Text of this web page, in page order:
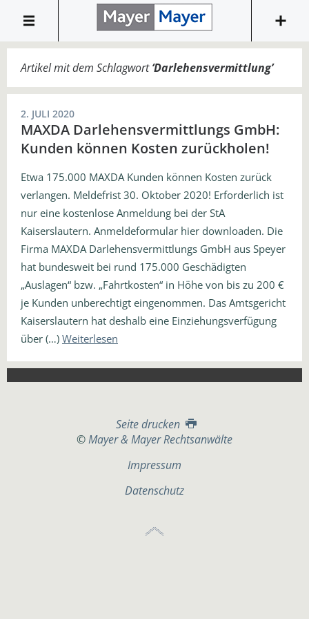
Artikel mit dem Schlagwort‘Darlehensvermittlung’
2. JULI 2020
MAXDA Darlehensvermittlungs GmbH:
Kunden können Kosten zurückholen!
Etwa 175.000 MAXDA Kunden können Kosten zurück
verlangen. Meldefrist 30. Oktober 2020! Erforderlich ist
nur eine kostenlose Anmeldung bei der StA
Kaiserslautern. Anmeldeformular hier downloaden. Die
Firma MAXDA Darlehensvermittlungs GmbH aus Speyer
hat bundesweit bei rund 175.000 Geschädigten
„Auslagen“ bzw. „Fahrtkosten“ in Höhe von bis zu 200 €
je Kunden unberechtigt eingenommen. Das Amtsgericht
Kaiserslautern hat deshalb eine Einziehungsverfügung
über (…) Weiterlesen
Seite drucken
©Mayer & Mayer Rechtsanwälte
Impressum
Datenschutz